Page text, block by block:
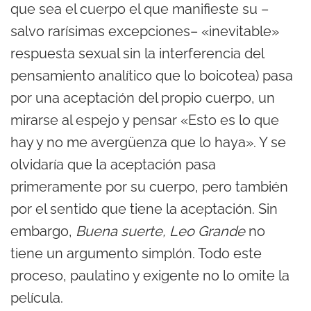
que sea el cuerpo el que manifieste su –
salvo rarísimas excepciones– «inevitable»
respuesta sexual sin la interferencia del
pensamiento analítico que lo boicotea) pasa
por una aceptación del propio cuerpo, un
mirarse al espejo y pensar «Esto es lo que
hay y no me avergüenza que lo haya». Y se
olvidaría que la aceptación pasa
primeramente por su cuerpo, pero también
por el sentido que tiene la aceptación. Sin
embargo, Buena suerte, Leo Grandeno
tiene un argumento simplón. Todo este
proceso, paulatino y exigente no lo omite la
película.